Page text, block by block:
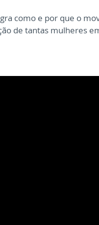
como e por que o
de tantas mulheres